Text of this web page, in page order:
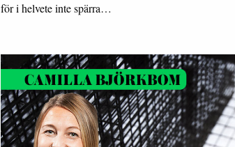
för i helvete inte spärra…